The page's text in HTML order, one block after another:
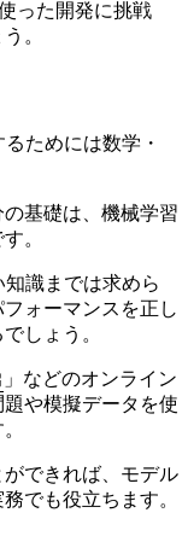
った開発に挑戦
。
ためには数学・
基礎は、機械学習
。
識までは求めら
ォーマンスを正し
しょう。
」などのオンライン
題や模擬データを使
できれば、モデル
でも役立ちます。